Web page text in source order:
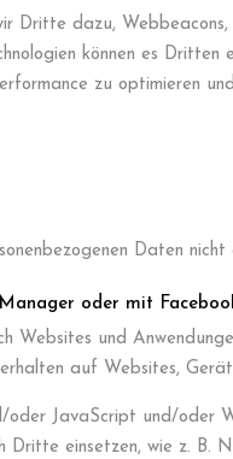
dazu,
können es
zu optimieren
Daten
oder mit
Websites und
auf Websites,
JavaScript und/oder
Dritte einsetzen, wie z.